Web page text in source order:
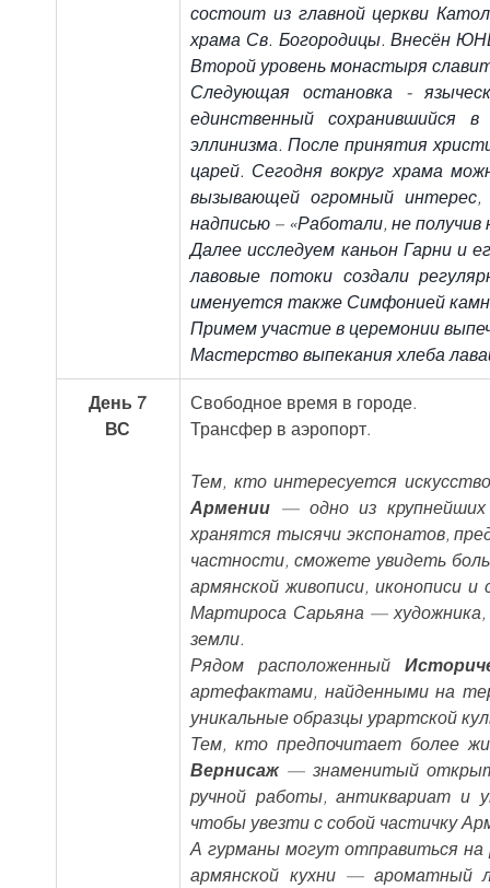
состоит из главной церкви
храма Св. Богородицы. Внесён
Второй уровень монастыря
Следующая остановка -
единственный сохранившийся
эллинизма. После принятия
царей. Сегодня вокруг храма
вызывающей огромный интерес,
надписью – «Работали, не получив
Далее исследуем каньон Гарни и
лавовые потоки создали
именуется также Симфонией
Примем участие в церемонии
Мастерство выпекания хлеба
День 7
ВС
Свободное время в городе.
Трансфер в аэропорт.
Тем, кто интересуется
Армении — одно из крупнейших
хранятся тысячи экспонатов,
частности, сможете увидеть
армянской живописи, иконописи
Мартироса Сарьяна — художника,
земли.
Рядом расположенный
артефактами, найденными на
уникальные образцы урартской
Вернисаж — знаменитый
ручной работы, антиквариат и
чтобы увезти с собой частичку
А гурманы могут отправиться на
армянской кухни — ароматный